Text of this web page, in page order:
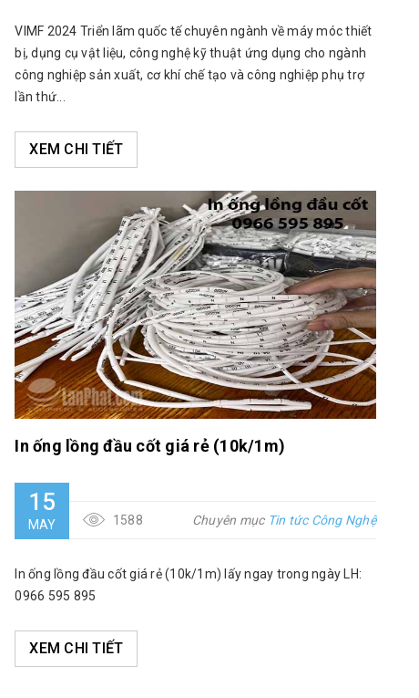
VIMF 2024 Triển lãm quốc tế chuyên ngành về máy móc thiết
bị, dụng cụ vật liệu, công nghệ kỹ thuật ứng dụng cho ngành
công nghiệp sản xuất, cơ khí chế tạo và công nghiệp phụ trợ
lần thứ...
XEM CHI TIẾT
In ống lồng đầu cốt giá rẻ (10k/1m)
15
MAY 1588 Chuyên mục Tin tức Công Nghệ
In ống lồng đầu cốt giá rẻ (10k/1m) lấy ngay trong ngày LH:
0966 595 895
XEM CHI TIẾT